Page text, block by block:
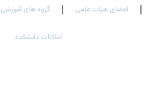
اعضای هیات علمی گروه های آموزشی
امکانات دانشکده